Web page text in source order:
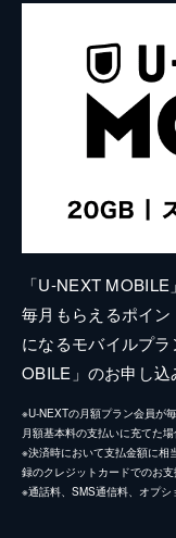
「U-NEXT
毎月もらえるポイ
になるモバイルプ
OBILE」のお申し込
※U-NEXTの月額プラン会員が
月額基本料の支払いに充てた場
※決済時において支払金額に相
録のクレジットカードでのお支
※通話料、SMS通信料、オプシ